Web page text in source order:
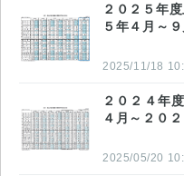
２０２５年
５年４月～９
2025/11/18
２０２４年
４月～２０
2025/05/20